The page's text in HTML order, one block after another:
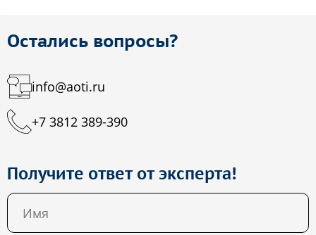
Остались вопросы?
info@aoti.ru
+7 3812 389-390
Получите ответ от эксперта!